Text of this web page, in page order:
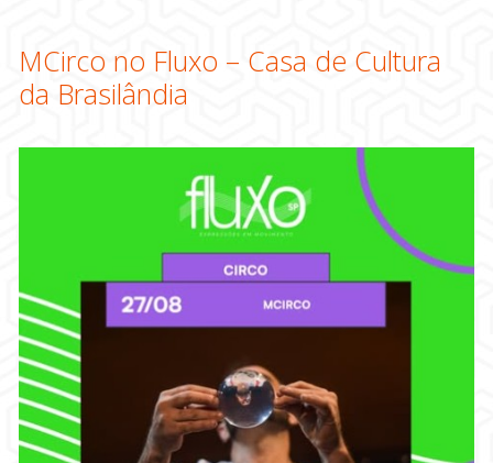
MCirco no Fluxo – Casa de Cultura
da Brasilândia